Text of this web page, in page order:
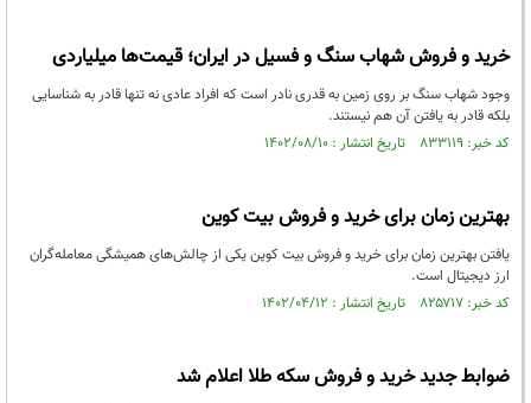
خرید و فروش شهاب‌ سنگ و فسیل در ایران؛ قیمت‌ها میلیاردی
وجود شهاب سنگ بر روی زمین به قدری نادر است که افراد عادی نه تنها قادر به شناسایی
بلکه قادر به یافتن آن هم نیستند.
کد خبر: ۸۳۳۱۱۹ تاریخ انتشار : ۱۴۰۲/۰۸/۱۰
بهترین زمان برای خرید و فروش بیت کوین
یافتن بهترین زمان برای خرید و فروش بیت کوین یکی از چالش‌های همیشگی معامله‌گران
ارز دیجیتال است.
کد خبر: ۸۲۵۷۱۷ تاریخ انتشار : ۱۴۰۲/۰۴/۱۲
ضوابط جدید خرید و فروش سکه طلا اعلام شد